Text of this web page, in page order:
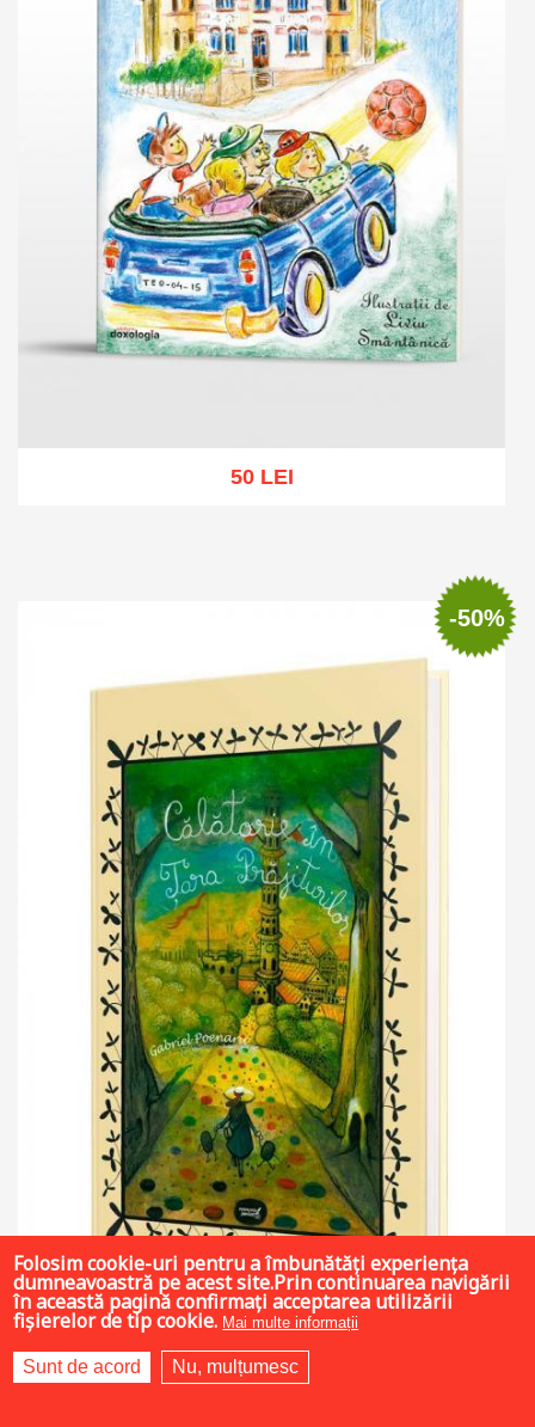
50 LEI
-50%
43 LEI 21.5 LEI
Folosim cookie-uri pentru a îmbunătăți experiența
dumneavoastră pe acest site.Prin continuarea navigării
în această pagină confirmați acceptarea utilizării
fișierelor de tip cookie. Mai multe informații
Sunt de acord Nu, mulțumesc